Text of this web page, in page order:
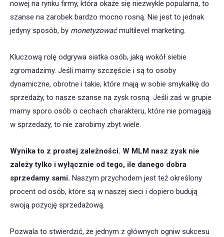
nowej na rynku firmy, która okaże się niezwykle popularna, to
szanse na zarobek bardzo mocno rosną. Nie jest to jednak
jedyny sposób, by monetyzowaćmultilevel marketing.
Kluczową rolę odgrywa siatka osób, jaką wokół siebie
zgromadzimy. Jeśli mamy szczęście i są to osoby
dynamiczne, obrotne i takie, które mają w sobie smykałkę do
sprzedaży, to nasze szanse na zysk rosną. Jeśli zaś w grupie
mamy sporo osób o cechach charakteru, które nie pomagają
w sprzedaży, to nie zarobimy zbyt wiele.
Wynika to z prostej zależności. W MLM nasz zysk nie
zależy tylko i wyłącznie od tego, ile danego dobra
sprzedamy sami. Naszym przychodem jest też określony
procent od osób, które są w naszej sieci i dopiero budują
swoją pozycję sprzedażową.
Pozwala to stwierdzić, że jednym z głównych ogniw sukcesu